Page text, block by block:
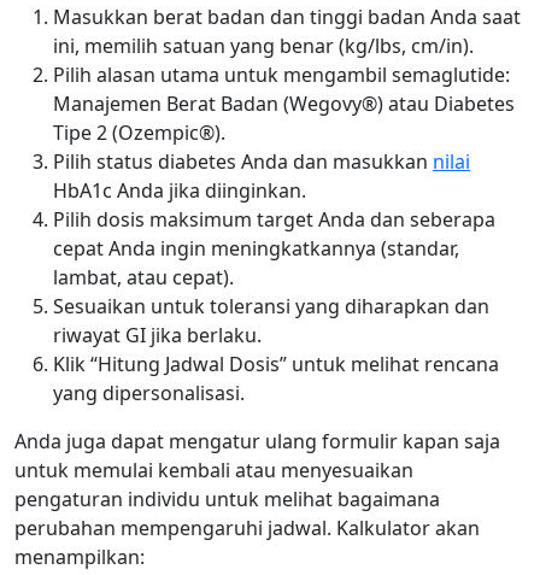
Masukkan berat badan dan tinggi badan Anda saat
ini, memilih satuan yang benar (kg/lbs, cm/in).
Pilih alasan utama untuk mengambil semaglutide:
Manajemen Berat Badan (Wegovy®) atau Diabetes
Tipe 2 (Ozempic®).
Pilih status diabetes Anda dan masukkan nilai
HbA1c Anda jika diinginkan.
Pilih dosis maksimum target Anda dan seberapa
cepat Anda ingin meningkatkannya (standar,
lambat, atau cepat).
Sesuaikan untuk toleransi yang diharapkan dan
riwayat GI jika berlaku.
Klik “Hitung Jadwal Dosis” untuk melihat rencana
yang dipersonalisasi.
Anda juga dapat mengatur ulang formulir kapan saja
untuk memulai kembali atau menyesuaikan
pengaturan individu untuk melihat bagaimana
perubahan mempengaruhi jadwal. Kalkulator akan
menampilkan: